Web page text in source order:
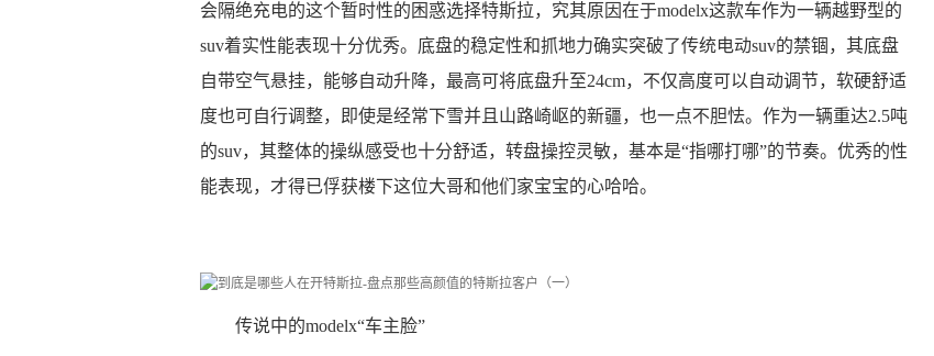
会隔绝充电的这个暂时性的困惑选择特斯拉，究其原因在于modelx这款车作为一辆越野型的
suv着实性能表现十分优秀。底盘的稳定性和抓地力确实突破了传统电动suv的禁锢，其底盘
自带空气悬挂，能够自动升降，最高可将底盘升至24cm，不仅高度可以自动调节，软硬舒适
度也可自行调整，即使是经常下雪并且山路崎岖的新疆，也一点不胆怯。作为一辆重达2.5吨
的suv，其整体的操纵感受也十分舒适，转盘操控灵敏，基本是“指哪打哪”的节奏。优秀的性
能表现，才得已俘获楼下这位大哥和他们家宝宝的心哈哈。
传说中的modelx“车主脸”